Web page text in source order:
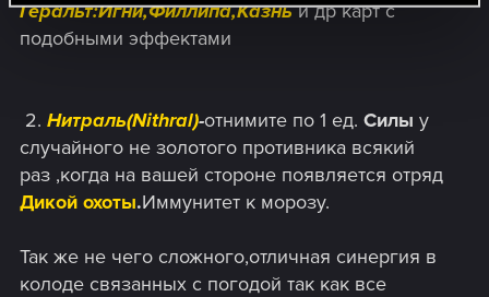
Геральт:Игни,Филлипа,Казнь и др карт с
подобными эффектами
​ 2. Нитраль(Nithral)-отнимите по 1 ед. Силы у
случайного не золотого противника всякий
раз ,когда на вашей стороне появляется отряд
Дикой охоты.Иммунитет к морозу.
Так же не чего сложного,отличная синергия в
колоде связанных с погодой так как все